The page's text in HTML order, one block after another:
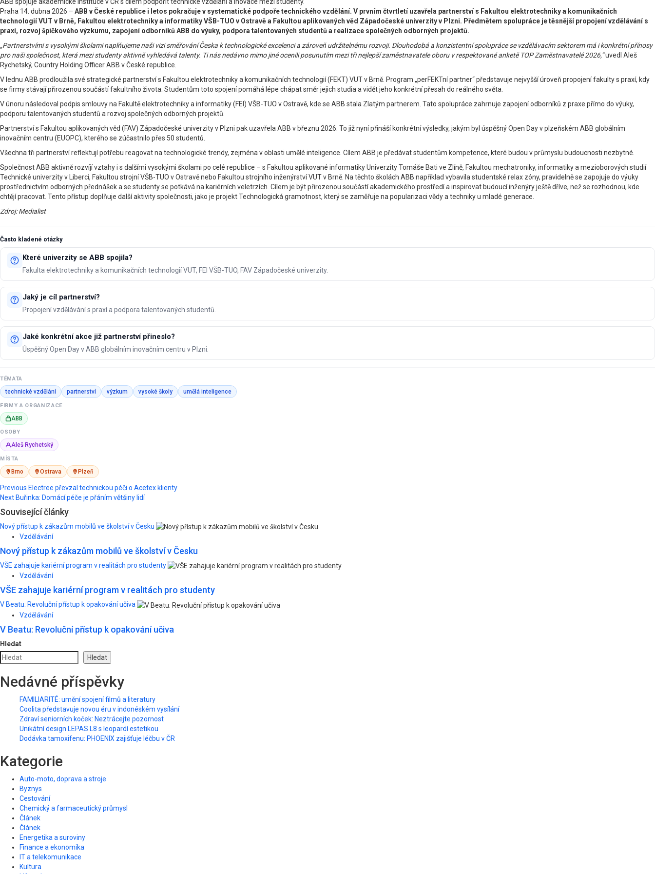
ABB spojuje akademické instituce v ČR s cílem podpořit technické vzdělání a inovace mezi studenty.
Praha 14. dubna 2026 – ABB v České republice i letos pokračuje v systematické podpoře technického vzdělání. V prvním čtvrtletí uzavřela partnerství s Fakultou elektrotechniky a komunikačních
technologií VUT v Brně, Fakultou elektrotechniky a informatiky VŠB-TUO v Ostravě a Fakultou aplikovaných věd Západočeské univerzity v Plzni. Předmětem spolupráce je těsnější propojení vzdělávání s
praxí, rozvoj špičkového výzkumu, zapojení odborníků ABB do výuky, podpora talentovaných studentů a realizace společných odborných projektů.
„Partnerstvími s vysokými školami naplňujeme naši vizi směřování Česka k technologické excelenci a zároveň udržitelnému rozvoji. Dlouhodobá a konzistentní spolupráce se vzdělávacím sektorem má i konkrétní přínosy
pro naši společnost, která mezi studenty aktivně vyhledává talenty. Ti nás nedávno mimo jiné ocenili posunutím mezi tři nejlepší zaměstnavatele oboru v respektované anketě TOP Zaměstnavatelé 2026,“uvedl Aleš
Rychetský, Country Holding Officer ABB v České republice.
V lednu ABB prodloužila své strategické partnerství s Fakultou elektrotechniky a komunikačních technologií (FEKT) VUT v Brně. Program „perFEKTní partner“ představuje nejvyšší úroveň propojení fakulty s praxí, kdy
se firmy stávají přirozenou součástí fakultního života. Studentům toto spojení pomáhá lépe chápat směr jejich studia a vidět jeho konkrétní přesah do reálného světa.
V únoru následoval podpis smlouvy na Fakultě elektrotechniky a informatiky (FEI) VŠB-TUO v Ostravě, kde se ABB stala Zlatým partnerem. Tato spolupráce zahrnuje zapojení odborníků z praxe přímo do výuky,
podporu talentovaných studentů a rozvoj společných odborných projektů.
Partnerství s Fakultou aplikovaných věd (FAV) Západočeské univerzity v Plzni pak uzavřela ABB v březnu 2026. To již nyní přináší konkrétní výsledky, jakým byl úspěšný Open Day v plzeňském ABB globálním
inovačním centru (EUOPC), kterého se zúčastnilo přes 50 studentů.
Všechna tři partnerství reflektují potřebu reagovat na technologické trendy, zejména v oblasti umělé inteligence. Cílem ABB je předávat studentům kompetence, které budou v průmyslu budoucnosti nezbytné.
Společnost ABB aktivně rozvíjí vztahy i s dalšími vysokými školami po celé republice – s Fakultou aplikované informatiky Univerzity Tomáše Bati ve Zlíně, Fakultou mechatroniky, informatiky a mezioborových studií
Technické univerzity v Liberci, Fakultou strojní VŠB-TUO v Ostravě nebo Fakultou strojního inženýrství VUT v Brně. Na těchto školách ABB například vybavila studentské relax zóny, pravidelně se zapojuje do výuky
prostřednictvím odborných přednášek a se studenty se potkává na kariérních veletrzích. Cílem je být přirozenou součástí akademického prostředí a inspirovat budoucí inženýry ještě dříve, než se rozhodnou, kde
chtějí pracovat. Tento přístup doplňuje další aktivity společnosti, jako je projekt Technologická gramotnost, který se zaměřuje na popularizaci vědy a techniky u mladé generace.
Zdroj: Medialist
Často kladené otázky
Které univerzity se ABB spojila?
Fakulta elektrotechniky a komunikačních technologií VUT, FEI VŠB-TUO, FAV Západočeské univerzity.
Jaký je cíl partnerství?
Propojení vzdělávání s praxí a podpora talentovaných studentů.
Jaké konkrétní akce již partnerství přineslo?
Úspěšný Open Day v ABB globálním inovačním centru v Plzni.
TÉMATA
technické vzdělání partnerství výzkum vysoké školy umělá inteligence
FIRMY A ORGANIZACE
ABB
OSOBY
Aleš Rychetský
MÍSTA
Brno Ostrava Plzeň
Post
navigation
Previous Electree převzal technickou péči o Acetex klienty
Next Buřinka: Domácí péče je přáním většiny lidí
Související články
Nový přístup k zákazům mobilů ve školství v Česku
Vzdělávání
Nový přístup k zákazům mobilů ve školství v Česku
VŠE zahajuje kariérní program v realitách pro studenty
Vzdělávání
VŠE zahajuje kariérní program v realitách pro studenty
V Beatu: Revoluční přístup k opakování učiva
Vzdělávání
V Beatu: Revoluční přístup k opakování učiva
Hledat
Hledat
Nedávné příspěvky
FAMILIARITÉ: umění spojení filmů a literatury
Coolita představuje novou éru v indonéském vysílání
Zdraví seniorních koček: Neztrácejte pozornost
Unikátní design LEPAS L8 s leopardí estetikou
Dodávka tamoxifenu: PHOENIX zajišťuje léčbu v ČR
Kategorie
Auto-moto, doprava a stroje
Byznys
Cestování
Chemický a farmaceutický průmysl
Článek
Článek
Energetika a suroviny
Finance a ekonomika
IT a telekomunikace
Kultura